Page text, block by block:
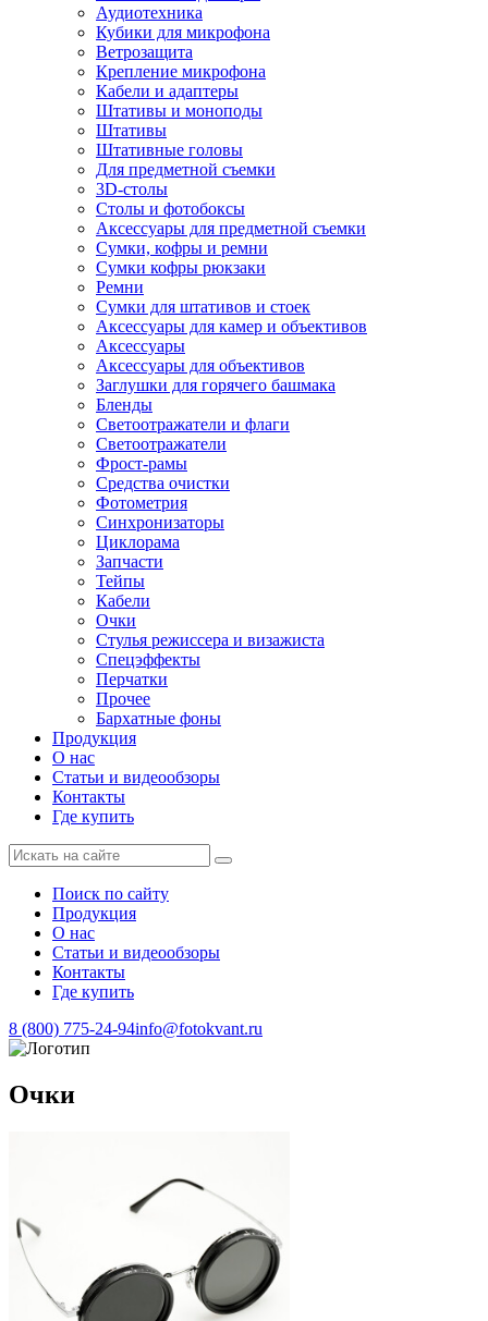
Аудиотехника
Кубики для микрофона
Ветрозащита
Крепление микрофона
Кабели и адаптеры
Штативы и моноподы
Штативы
Штативные головы
Для предметной съемки
3D-столы
Столы и фотобоксы
Аксессуары для предметной съемки
Сумки, кофры и ремни
Сумки кофры рюкзаки
Ремни
Сумки для штативов и стоек
Аксессуары для камер и объективов
Аксессуары
Аксессуары для объективов
Заглушки для горячего башмака
Бленды
Светоотражатели и флаги
Светоотражатели
Фрост-рамы
Средства очистки
Фотометрия
Синхронизаторы
Циклорама
Запчасти
Тейпы
Кабели
Очки
Стулья режиссера и визажиста
Спецэффекты
Перчатки
Прочее
Бархатные фоны
Продукция
О нас
Статьи и видеообзоры
Контакты
Где купить
Поиск по сайту
Продукция
О нас
Статьи и видеообзоры
Контакты
Где купить
8 (800) 775-24-94info@fotokvant.ru
Очки